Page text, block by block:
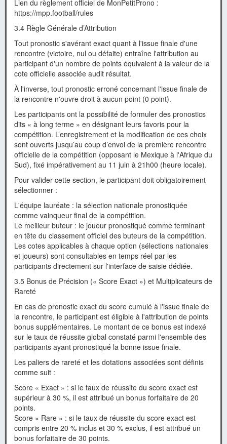
Lien du règlement officiel de MonPetitProno :
https://mpp.football/rules
3.4 Règle Générale d’Attribution
Tout pronostic s'avérant exact quant à l'issue finale d'une
rencontre (victoire, nul ou défaite) entraîne l'attribution au
participant d'un nombre de points équivalent à la valeur de la
cote officielle associée audit résultat.
À l'inverse, tout pronostic erroné concernant l'issue finale de
la rencontre n'ouvre droit à aucun point (0 point).
Les participants ont la possibilité de formuler des pronostics
dits « à long terme » en désignant leurs favoris pour la
compétition. L’enregistrement et la modification de ces choix
sont ouverts jusqu’au coup d’envoi de la première rencontre
officielle de la compétition (opposant le Mexique à l'Afrique du
Sud), fixé impérativement au 11 juin à 21h00 (heure locale).
Pour valider cette section, le participant doit obligatoirement
sélectionner :
L'équipe lauréate : la sélection nationale pronostiquée
comme vainqueur final de la compétition.
Le meilleur buteur : le joueur pronostiqué comme terminant
en tête du classement officiel des buteurs de la compétition.
Les cotes applicables à chaque option (sélections nationales
et joueurs) sont consultables en temps réel par les
participants directement sur l'interface de saisie dédiée.
3.5 Bonus de Précision (« Score Exact ») et Multiplicateurs de
Rareté
En cas de pronostic exact du score cumulé à l'issue finale de
la rencontre, le participant est éligible à l'attribution de points
bonus supplémentaires. Le montant de ce bonus est indexé
sur le taux de réussite global constaté parmi l'ensemble des
participants ayant pronostiqué la bonne issue finale.
Les paliers de rareté et les dotations associées sont définis
comme suit :
Score « Exact » : si le taux de réussite du score exact est
supérieur à 30 %, il est attribué un bonus forfaitaire de 20
points.
Score « Rare » : si le taux de réussite du score exact est
compris entre 20 % inclus et 30 % exclus, il est attribué un
bonus forfaitaire de 30 points.